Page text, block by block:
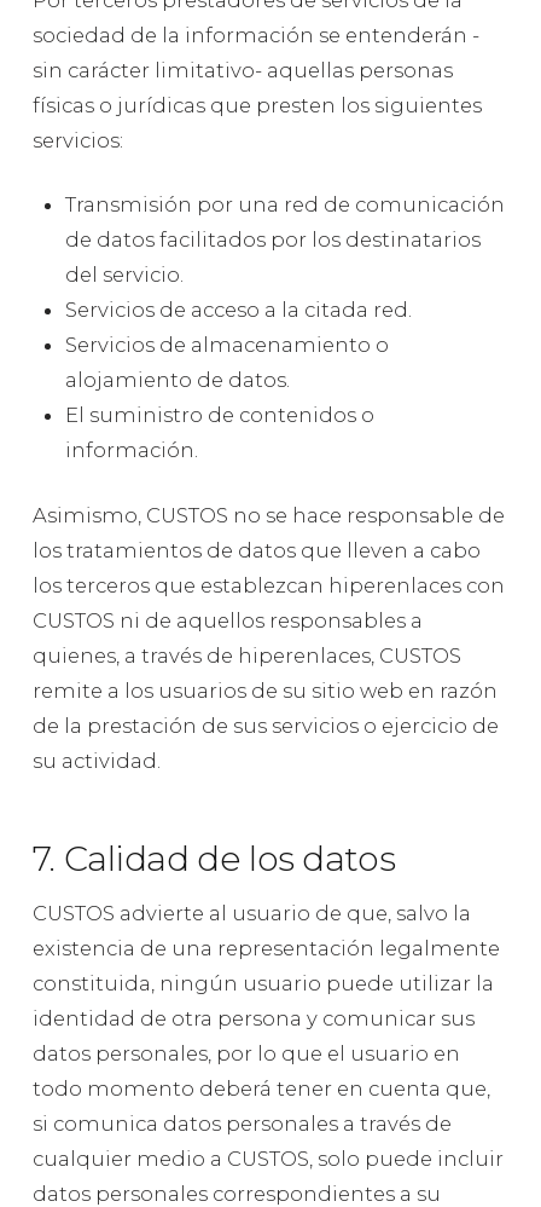
sociedad de la información se entenderán -
sin carácter limitativo- aquellas personas
físicas o jurídicas que presten los siguientes
servicios:
Transmisión por una red de comunicación
de datos facilitados por los destinatarios
del servicio.
Servicios de acceso a la citada red.
Servicios de almacenamiento o
alojamiento de datos.
El suministro de contenidos o
información.
Asimismo, CUSTOS no se hace responsable de
los tratamientos de datos que lleven a cabo
los terceros que establezcan hiperenlaces con
CUSTOS ni de aquellos responsables a
quienes, a través de hiperenlaces, CUSTOS
remite a los usuarios de su sitio web en razón
de la prestación de sus servicios o ejercicio de
su actividad.
7. Calidad de los datos
CUSTOS advierte al usuario de que, salvo la
existencia de una representación legalmente
constituida, ningún usuario puede utilizar la
identidad de otra persona y comunicar sus
datos personales, por lo que el usuario en
todo momento deberá tener en cuenta que,
si comunica datos personales a través de
cualquier medio a CUSTOS, solo puede incluir
datos personales correspondientes a su